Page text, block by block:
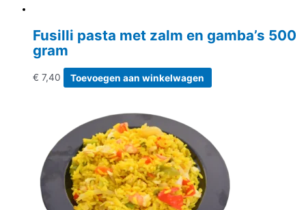
Fusilli pasta met zalm en gamba’s 500
gram
€ 7,40 Toevoegen aan winkelwagen